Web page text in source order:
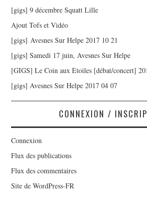
[gigs] 9 décembre Squatt Lille
Ajout Tofs et Vidéo
[gigs] Avesnes Sur Helpe 2017 10 21
[gigs] Samedi 17 juin, Avesnes Sur Helpe
[GIGS] Le Coin aux Etoiles [débat/concert]
[gigs] Avesnes Sur Helpe 2017 04 07
CONNEXION /
Connexion
Flux des publications
Flux des commentaires
Site de WordPress-FR